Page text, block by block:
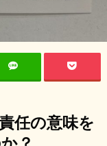
任の意味を